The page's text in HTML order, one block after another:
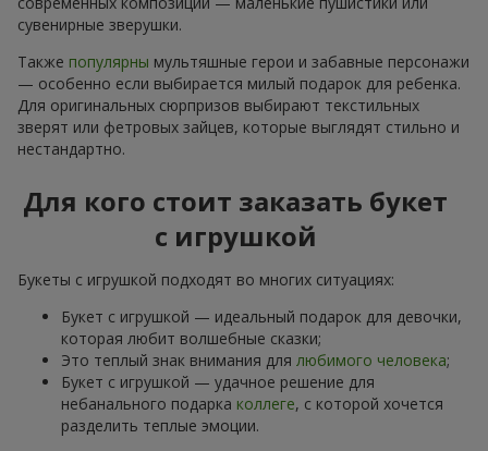
сувенирные зверушки.
Также популярны мультяшные герои и забавные персонажи
— особенно если выбирается милый подарок для ребенка.
Для оригинальных сюрпризов выбирают текстильных
зверят или фетровых зайцев, которые выглядят стильно и
нестандартно.
Для кого стоит заказать букет
с игрушкой
Букеты с игрушкой подходят во многих ситуациях:
Букет с игрушкой — идеальный подарок для девочки,
которая любит волшебные сказки;
Это теплый знак внимания для любимого человека;
Букет с игрушкой — удачное решение для
небанального подарка коллеге, с которой хочется
разделить теплые эмоции.